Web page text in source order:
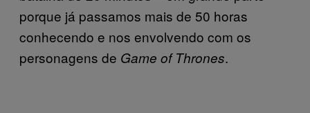
porque já passamos mais de 50 horas
conhecendo e nos envolvendo com os
personagens de Game of Thrones.